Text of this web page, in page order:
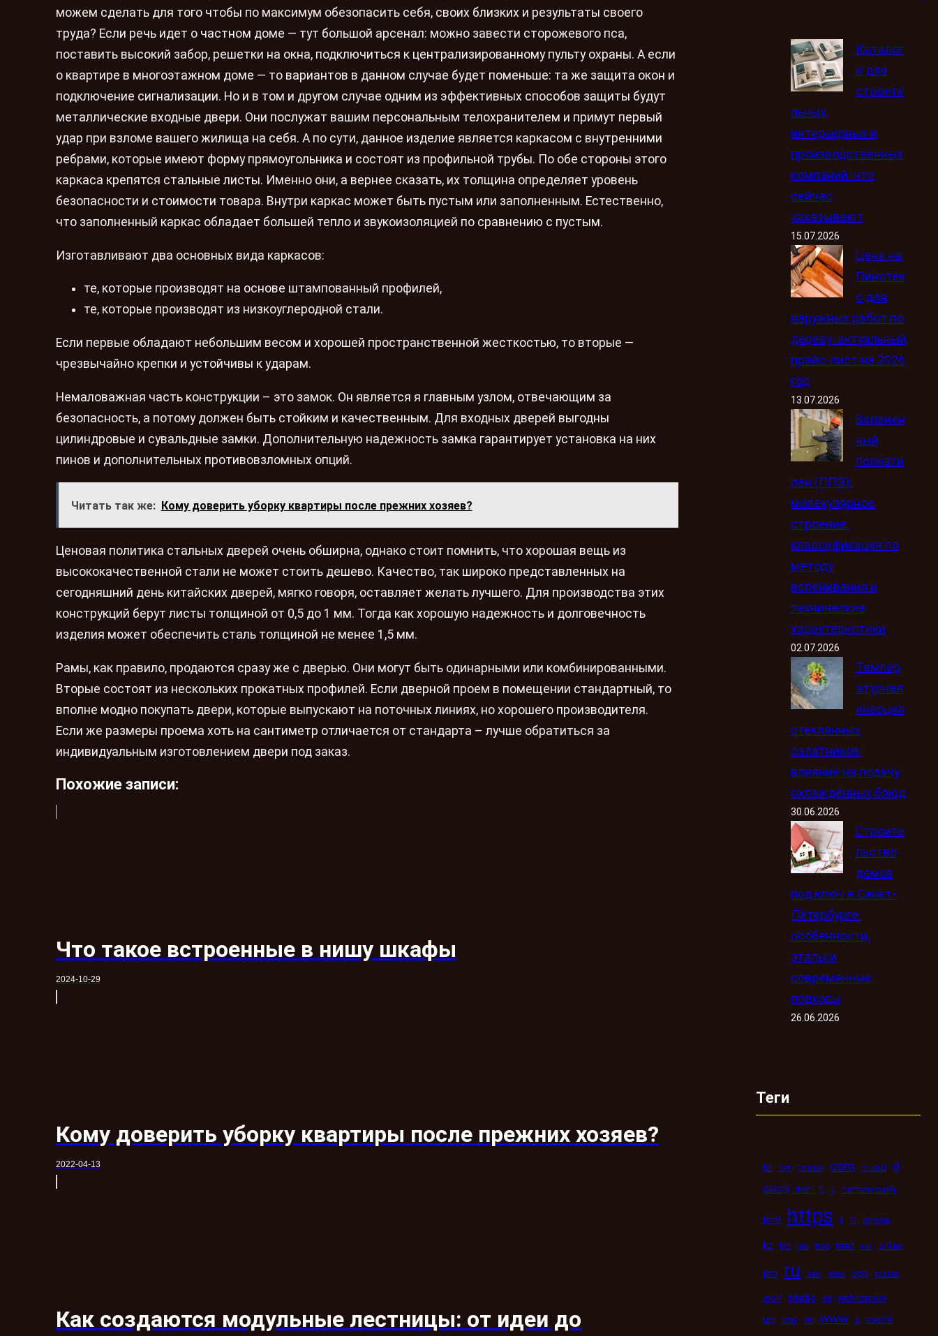
можем сделать для того чтобы по максимум обезопасить себя, своих близких и результаты своего
труда? Если речь идет о частном доме — тут большой арсенал: можно завести сторожевого пса,
поставить высокий забор, решетки на окна, подключиться к централизированному пульту охраны. А если
о квартире в многоэтажном доме — то вариантов в данном случае будет поменьше: та же защита окон и
подключение сигнализации. Но и в том и другом случае одним из эффективных способов защиты будут
металлические входные двери. Они послужат вашим персональным телохранителем и примут первый
удар при взломе вашего жилища на себя. А по сути, данное изделие является каркасом с внутренними
ребрами, которые имеют форму прямоугольника и состоят из профильной трубы. По обе стороны этого
каркаса крепятся стальные листы. Именно они, а вернее сказать, их толщина определяет уровень
безопасности и стоимости товара. Внутри каркас может быть пустым или заполненным. Естественно,
что заполненный каркас обладает большей тепло и звукоизоляцией по сравнению с пустым.
Изготавливают два основных вида каркасов:
те, которые производят на основе штампованный профилей,
те, которые производят из низкоуглеродной стали.
Если первые обладают небольшим весом и хорошей пространственной жесткостью, то вторые —
чрезвычайно крепки и устойчивы к ударам.
Немаловажная часть конструкции – это замок. Он является я главным узлом, отвечающим за
безопасность, а потому должен быть стойким и качественным. Для входных дверей выгодны
цилиндровые и сувальдные замки. Дополнительную надежность замка гарантирует установка на них
пинов и дополнительных противовзломных опций.
Читать так же: Кому доверить уборку квартиры после прежних хозяев?
Ценовая политика стальных дверей очень обширна, однако стоит помнить, что хорошая вещь из
высококачественной стали не может стоить дешево. Качество, так широко представленных на
сегодняшний день китайских дверей, мягко говоря, оставляет желать лучшего. Для производства этих
конструкций берут листы толщиной от 0,5 до 1 мм. Тогда как хорошую надежность и долговечность
изделия может обеспечить сталь толщиной не менее 1,5 мм.
Рамы, как правило, продаются сразу же с дверью. Они могут быть одинарными или комбинированными.
Вторые состоят из нескольких прокатных профилей. Если дверной проем в помещении стандартный, то
вполне модно покупать двери, которые выпускают на поточных линиях, но хорошего производителя.
Если же размеры проема хоть на сантиметр отличается от стандарта – лучше обратиться за
индивидуальным изготовлением двери под заказ.
Похожие записи:
Что такое встроенные в нишу шкафы
2024-10-29
Кому доверить уборку квартиры после прежних хозяев?
2022-04-13
Как создаются модульные лестницы: от идеи до
Каталог
и для
строите
льных,
интерьерных и
производственных
компаний: что
сейчас
заказывают
15.07.2026
Цена на
Пинотек
с для
наружных работ по
дереву: актуальный
прайс-лист на 2026
год
13.07.2026
Вспенен
ный
полиэти
лен (ППЭ):
молекулярное
строение,
классификация по
методу
вспенивания и
технические
характеристики
02.07.2026
Темпер
атурная
инерция
стеклянных
салатников:
влияние на подачу
охлаждённых блюд
30.06.2026
Строите
льство
домов
под ключ в Санкт-
Петербурге:
особенности,
этапы и
современные
подходы
26.06.2026
Теги
bb car casino com crucial d
daichi dveri fi g harmoniously
html https ii iii iphone
kz led les mig mint mir online
pro ru seo sms spb steam
stolf studio su technorosst
utp was wi www x xiaomi